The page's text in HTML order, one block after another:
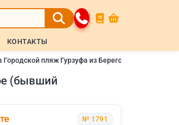
КОНТАКТЫ
Городской пляж Гурзуфа из Береговое (бывший
(бывший
№ 1791